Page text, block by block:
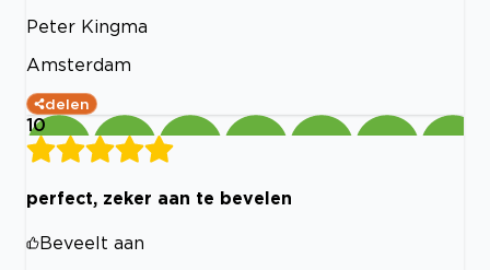
Peter Kingma
Amsterdam
delen
10
perfect, zeker aan te bevelen
Beveelt aan